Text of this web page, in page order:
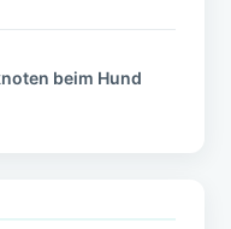
beim Hund